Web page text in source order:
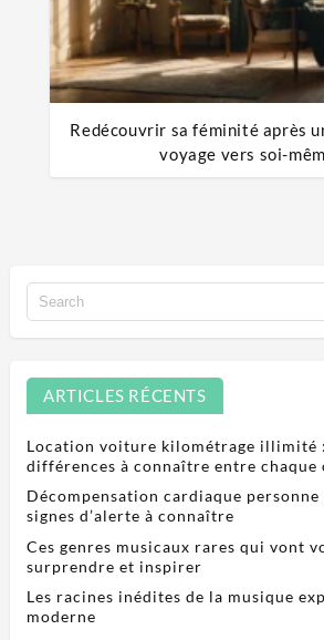
Redécouvrir sa féminité après
voyage vers soi-
ARTICLES RÉCENTS
Location voiture kilométrage illimité
différences à connaître entre chaque
Décompensation cardiaque personne
signes d’alerte à connaître
Ces genres musicaux rares qui vont
surprendre et inspirer
Les racines inédites de la musique
moderne